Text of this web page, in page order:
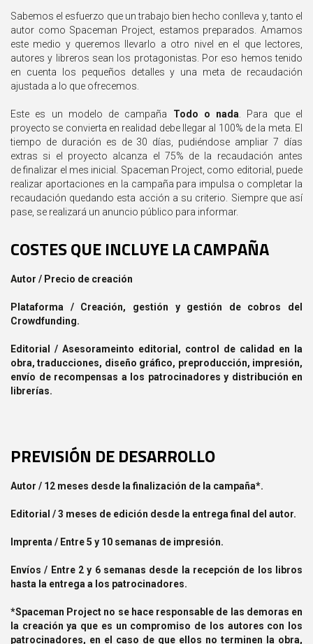
Sabemos el esfuerzo que un trabajo bien hecho conlleva y, tanto el
autor como Spaceman Project, estamos preparados. Amamos
este medio y queremos llevarlo a otro nivel en el que lectores,
autores y libreros sean los protagonistas. Por eso hemos tenido
en cuenta los pequeños detalles y una meta de recaudación
ajustada a lo que ofrecemos.
Este es un modelo de campaña Todo o nada . Para que el
proyecto se convierta en realidad debe llegar al 100% de la meta. El
tiempo de duración es de 30 días, pudiéndose ampliar 7 días
extras si el proyecto alcanza el 75% de la recaudación antes
de finalizar el mes inicial. Spaceman Project, como editorial, puede
realizar aportaciones en la campaña para impulsa o completar la
recaudación quedando esta acción a su criterio. Siempre que así
pase, se realizará un anuncio público para informar.
COSTES QUE INCLUYE LA CAMPAÑA
Autor / Precio de creación
Plataforma / Creación, gestión y gestión de cobros del
Crowdfunding.
Editorial / Asesorameinto editorial, control de calidad en la
obra, traducciones, diseño gráfico, preproducción, impresión,
envío de recompensas a los patrocinadores y distribución en
librerías.
PREVISIÓN DE DESARROLLO
Autor / 12 meses desde la finalización de la campaña*.
Editorial / 3 meses de edición desde la entrega final del autor.
Imprenta / Entre 5 y 10 semanas de impresión.
Envíos / Entre 2 y 6 semanas desde la recepción de los libros
hasta la entrega a los patrocinadores.
*Spaceman Project no se hace responsable de las demoras en
la creación ya que es un compromiso de los autores con los
patrocinadores, en el caso de que ellos no terminen la obra,